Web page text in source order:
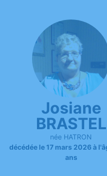
Josiane
BRASTEL
née HATRON
décédée le 17 mars 2026 à
ans